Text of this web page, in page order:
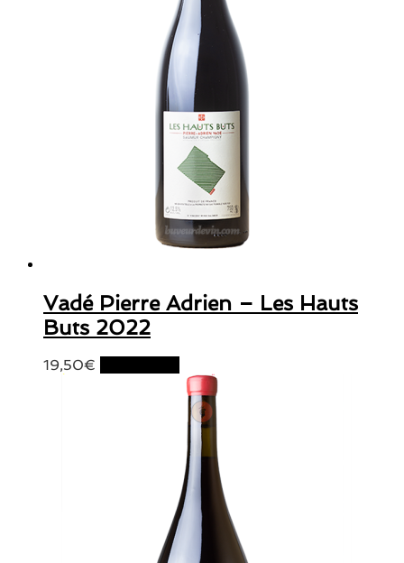
Vadé Pierre Adrien – Les Hauts
Buts 2022
19,50€